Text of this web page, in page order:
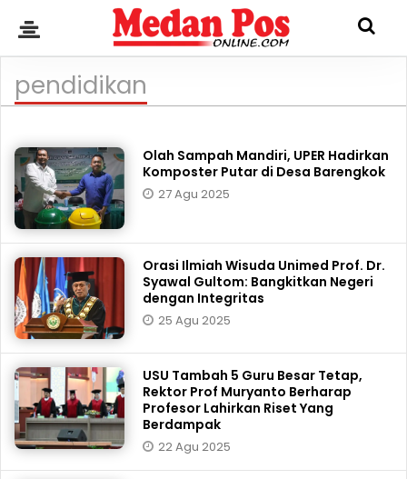
pendidikan
Olah Sampah Mandiri, UPER Hadirkan
Komposter Putar di Desa Barengkok
27 Agu 2025
Orasi Ilmiah Wisuda Unimed Prof. Dr.
Syawal Gultom: Bangkitkan Negeri
dengan Integritas
25 Agu 2025
USU Tambah 5 Guru Besar Tetap,
Rektor Prof Muryanto Berharap
Profesor Lahirkan Riset Yang
Berdampak
22 Agu 2025